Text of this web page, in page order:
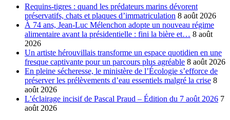
Requins-tigres : quand les prédateurs marins dévorent
préservatifs, chats et plaques d’immatriculation 8 août 2026
À 74 ans, Jean-Luc Mélenchon adopte un nouveau régime
alimentaire avant la présidentielle : fini la bière et… 8 août
2026
Un artiste hérouvillais transforme un espace quotidien en une
fresque captivante pour un parcours plus agréable 8 août 2026
En pleine sécheresse, le ministère de l’Écologie s’efforce de
préserver les prélèvements d’eau essentiels malgré la crise 8
août 2026
L’éclairage incisif de Pascal Praud – Édition du 7 août 2026 7
août 2026